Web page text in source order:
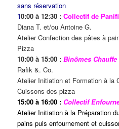
sans réservation
10:00 à 12:30 :Collectif de
Diana T. et/ou Antoine G.
Atelier Confection des pâtes à
Pizza
10:00 à 15:00 :Binômes
Rafik &. Co.
Atelier Initiation et Formation à la
Cuissons des pizza
15:00 à 16:00 : Collectif
Atelier Initiation à la Préparation
pains puis enfournement et